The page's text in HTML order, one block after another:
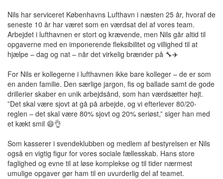
Nils har serviceret Københavns Lufthavn i næsten 25 år, hvoraf de
seneste 10 år har været som en værdsat del af vores team.
Arbejdet i lufthavnen er stort og krævende, men Nils går altid til
opgaverne med en imponerende fleksibilitet og villighed til at
hjælpe – dag og nat – når det virkelig brænder på 🔧✈️
For Nils er kollegerne i lufthavnen ikke bare kolleger – de er som
en anden familie. Den særlige jargon, fis og ballade samt de gode
drillerier skaber en unik arbejdsånd, som han værdsætter højt.
”Det skal være sjovt at gå på arbejde, og vi efterlever 80/20-
reglen – det skal være 80% sjovt og 20% seriøst,” siger han med
et kækt smil 😄👌
Som kasserer i svendeklubben og medlem af bestyrelsen er Nils
også en vigtig figur for vores sociale fællesskab. Hans store
faglighed og evne til at løse komplekse og til tider nærmest
umulige opgaver gør ham til en uvurderlig del af teamet.